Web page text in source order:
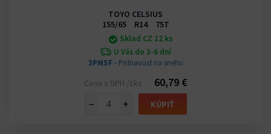
TOYO CELSIUS
155/65 R14 75T
Sklad CZ 12 ks
U Vás do 3-6 dní
3PMSF- Priľnavosť na snehu
Cena s DPH /1ks
60,79 €
−
+ KÚPIŤ